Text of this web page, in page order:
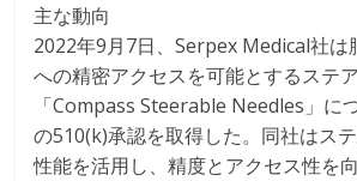
主な動向
2022年9月7日、Serpex Medical社は
への精密アクセスを可能とするステ
「Compass Steerable Needles」に
の510(k)承認を取得した。同社はス
性能を活用し、精度とアクセス性を